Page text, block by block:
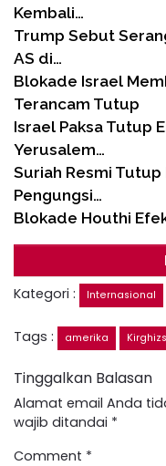
Kembali…
Trump Sebut
AS di…
Blokade Israel
Terancam Tutup
Israel Paksa Tutup
Yerusalem…
Suriah Resmi Tutup
Pengungsi…
Blokade Houthi
Kategori : Internasional
Tags : amerika
Tinggalkan Balasan
Alamat email Anda
wajib ditandai *
Comment *